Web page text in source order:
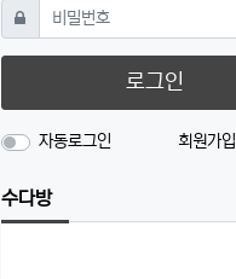
비밀번호필수
로그인
자동로그인 회원가입
수다방